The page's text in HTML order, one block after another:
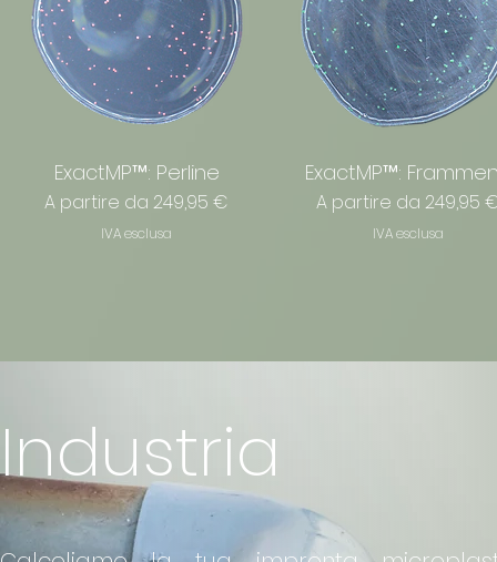
ExactMP™: Perline
A partire da249,95 €
Prezzo scontato
IVA esclusa
ExactMP™:
A partire da 249,95
Prezzo scontato
IVA esclusa
Industria